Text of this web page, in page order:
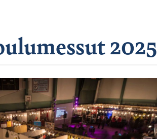
2025